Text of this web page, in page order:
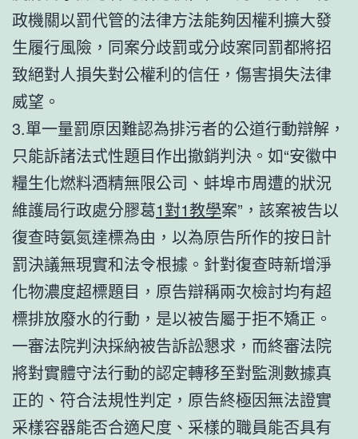
政機關以罰代管的法律方法能夠因權利擴大發
生履行風險，同案分歧罰或分歧案同罰都將招
致絕對人損失對公權利的信任，傷害損失法律
威望。
3.單一量罰原因難認為排污者的公道行動辯解，
只能訴諸法式性題目作出撤銷判決。如“安徽中
糧生化燃料酒精無限公司、蚌埠市周遭的狀況
維護局行政處分膠葛1對1教學案”，該案被告以
復查時氨氮達標為由，以為原告所作的按日計
罰決議無現實和法令根據。針對復查時新增淨
化物濃度超標題目，原告辯稱兩次檢討均有超
標排放廢水的行動，是以被告屬于拒不矯正。
一審法院判決採納被告訴訟懇求，而終審法院
將對實體守法行動的認定轉移至對監測數據真
正的、符合法規性判定，原告終極因無法證實
采樣容器能否合適尺度、采樣的職員能否具有